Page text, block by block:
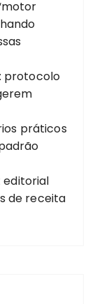
protocolo
práticos
editorial
de receita